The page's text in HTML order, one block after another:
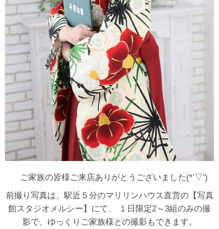
ご家族の皆様ご来店ありがとうございました(*’▽’)
前撮り写真は、駅近５分のマリリンハウス直営の【写真
館スタジオメルシー】にて、 １日限定2～3組のみの撮
影で、ゆっくりご家族様との撮影もできます。